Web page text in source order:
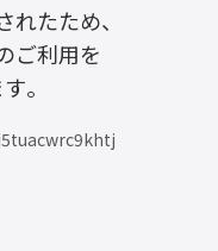
たため、
ご利用を
。